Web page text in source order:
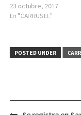
23 octubre, 2017
En "CARRUSEL"
POSTED UNDER